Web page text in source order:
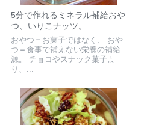
5分で作れるミネラル補給おや
つ、いりこナッツ。
おやつ＝お菓子ではなく、 おや
つ＝食事で補えない栄養の補給
源。 チョコやスナック菓子よ
り、...